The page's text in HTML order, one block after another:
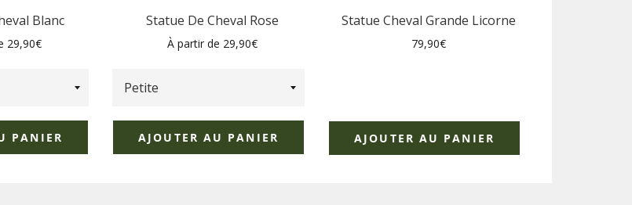
Blanc
29,90€
PANIER
Statue De Cheval Rose
À partir de 29,90€
AJOUTER AU PANIER
Statue Cheval Grande Licorne
Prix
79,90€
AJOUTER AU PANIER